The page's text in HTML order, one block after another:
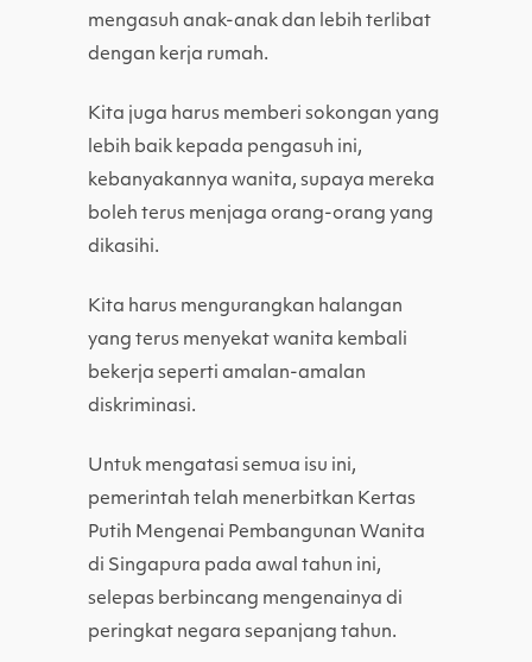
mengasuh anak-anak dan lebih terlibat
dengan kerja rumah.
Kita juga harus memberi sokongan yang
lebih baik kepada pengasuh ini,
kebanyakannya wanita, supaya mereka
boleh terus menjaga orang-orang yang
dikasihi.
Kita harus mengurangkan halangan
yang terus menyekat wanita kembali
bekerja seperti amalan-amalan
diskriminasi.
Untuk mengatasi semua isu ini,
pemerintah telah menerbitkan Kertas
Putih Mengenai Pembangunan Wanita
di Singapura pada awal tahun ini,
selepas berbincang mengenainya di
peringkat negara sepanjang tahun.